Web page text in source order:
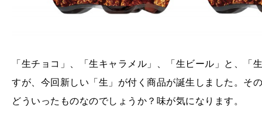
「生チョコ」、「生キャラメル」、「生ビール」と、
すが、今回新しい「生」が付く商品が誕生しました。そ
どういったものなのでしょうか？味が気になります。